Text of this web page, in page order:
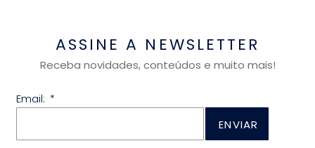
ASSINE A NEWSLETTER
Receba novidades, conteúdos e muito mais!
Email:
ENVIAR